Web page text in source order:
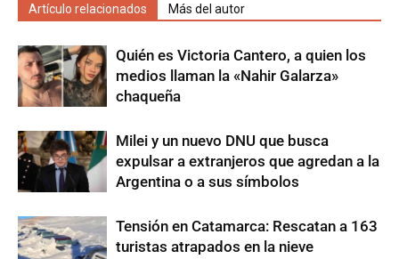
Artículo relacionados Más del autor
Quién es Victoria Cantero, a quien los
medios llaman la «Nahir Galarza»
chaqueña
Milei y un nuevo DNU que busca
expulsar a extranjeros que agredan a la
Argentina o a sus símbolos
Tensión en Catamarca: Rescatan a 163
turistas atrapados en la nieve